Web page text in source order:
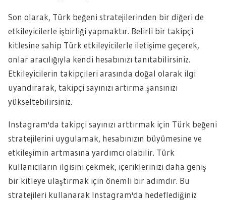
Son olarak, Türk beğeni stratejilerinden bir diğeri de
etkileyicilerle işbirliği yapmaktır. Belirli bir takipçi
kitlesine sahip Türk etkileyicilerle iletişime geçerek,
onlar aracılığıyla kendi hesabınızı tanıtabilirsiniz.
Etkileyicilerin takipçileri arasında doğal olarak ilgi
uyandırarak, takipçi sayınızı artırma şansınızı
yükseltebilirsiniz.
Instagram'da takipçi sayınızı arttırmak için Türk beğeni
stratejilerini uygulamak, hesabınızın büyümesine ve
etkileşimin artmasına yardımcı olabilir. Türk
kullanıcıların ilgisini çekmek, içeriklerinizi daha geniş
bir kitleye ulaştırmak için önemli bir adımdır. Bu
stratejileri kullanarak Instagram'da hedeflediğiniz